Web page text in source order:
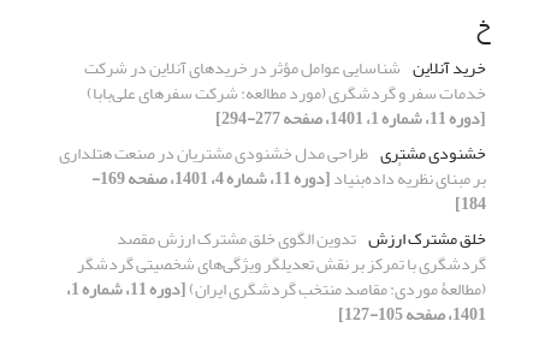
خ
خرید آنلاین شناسایی عوامل مؤثر در خریدهای آنلاین در شرکت
خدمات سفر و گردشگری (مورد مطالعه: شرکت سفرهای علی‌بابا)
[دوره 11، شماره 1، 1401، صفحه 277-294]
خشنودی مشتری طراحی مدل خشنودی مشتریان در صنعت هتلداری
بر مبنای نظریهٔ داده‌بنیاد [دوره 11، شماره 4، 1401، صفحه 169-
184]
خلق مشترک ارزش تدوین الگوی خلق مشترک ارزش مقصد
گردشگری با تمرکز بر نقش تعدیلگر ویژگی‌های شخصیتی گردشگر
(مطالعۀ موردی: مقاصد منتخب گردشگری ایران) [دوره 11، شماره 1،
1401، صفحه 105-127]